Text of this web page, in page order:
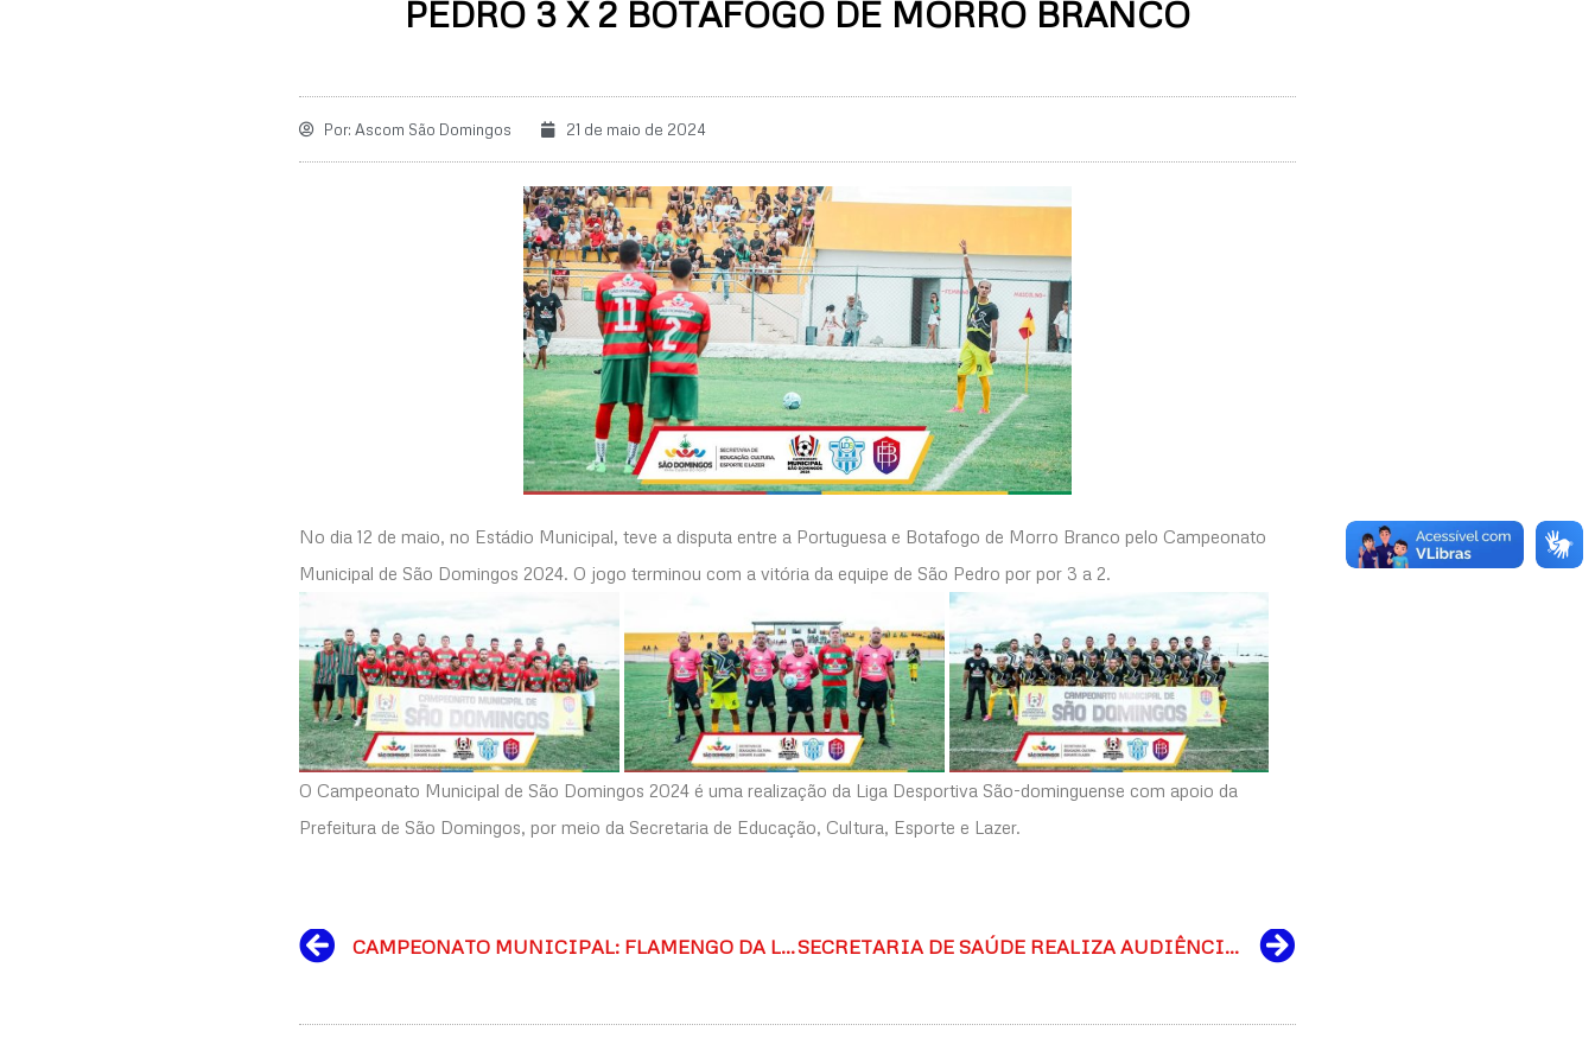
PEDRO 3 X 2 BOTAFOGO DE MORRO BRANCO
Por: Ascom São Domingos 21 de maio de 2024
No dia 12 de maio, no Estádio Municipal, teve a disputa entre a Portuguesa e Botafogo de Morro Branco pelo Campeonato
Municipal de São Domingos 2024. O jogo terminou com a vitória da equipe de São Pedro por por 3 a 2.
O Campeonato Municipal de São Domingos 2024 é uma realização da Liga Desportiva São-dominguense com apoio da
Prefeitura de São Domingos, por meio da Secretaria de Educação, Cultura, Esporte e Lazer.
CAMPEONATO MUNICIPAL: FLAMENGO DA LAGOA DA TORRE 0 X 1 OURO VERDE SECRETARIA DE SAÚDE REALIZA AUDIÊNCIA PÚBLICA PARA TRATAR DE ASPECTOS FUNCIONAIS DO SAMU NO MUNICÍPIO